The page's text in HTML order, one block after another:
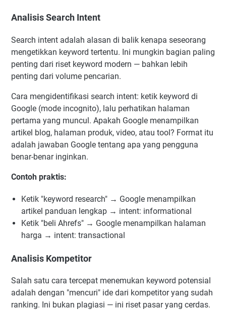
Analisis Search Intent
Search intent adalah alasan di balik kenapa seseorang
mengetikkan keyword tertentu. Ini mungkin bagian paling
penting dari riset keyword modern — bahkan lebih
penting dari volume pencarian.
Cara mengidentifikasi search intent: ketik keyword di
Google (mode incognito), lalu perhatikan halaman
pertama yang muncul. Apakah Google menampilkan
artikel blog, halaman produk, video, atau tool? Format itu
adalah jawaban Google tentang apa yang pengguna
benar-benar inginkan.
Contoh praktis:
Ketik "keyword research" → Google menampilkan
artikel panduan lengkap → intent: informational
Ketik "beli Ahrefs" → Google menampilkan halaman
harga → intent: transactional
Analisis Kompetitor
Salah satu cara tercepat menemukan keyword potensial
adalah dengan "mencuri" ide dari kompetitor yang sudah
ranking. Ini bukan plagiasi — ini riset pasar yang cerdas.